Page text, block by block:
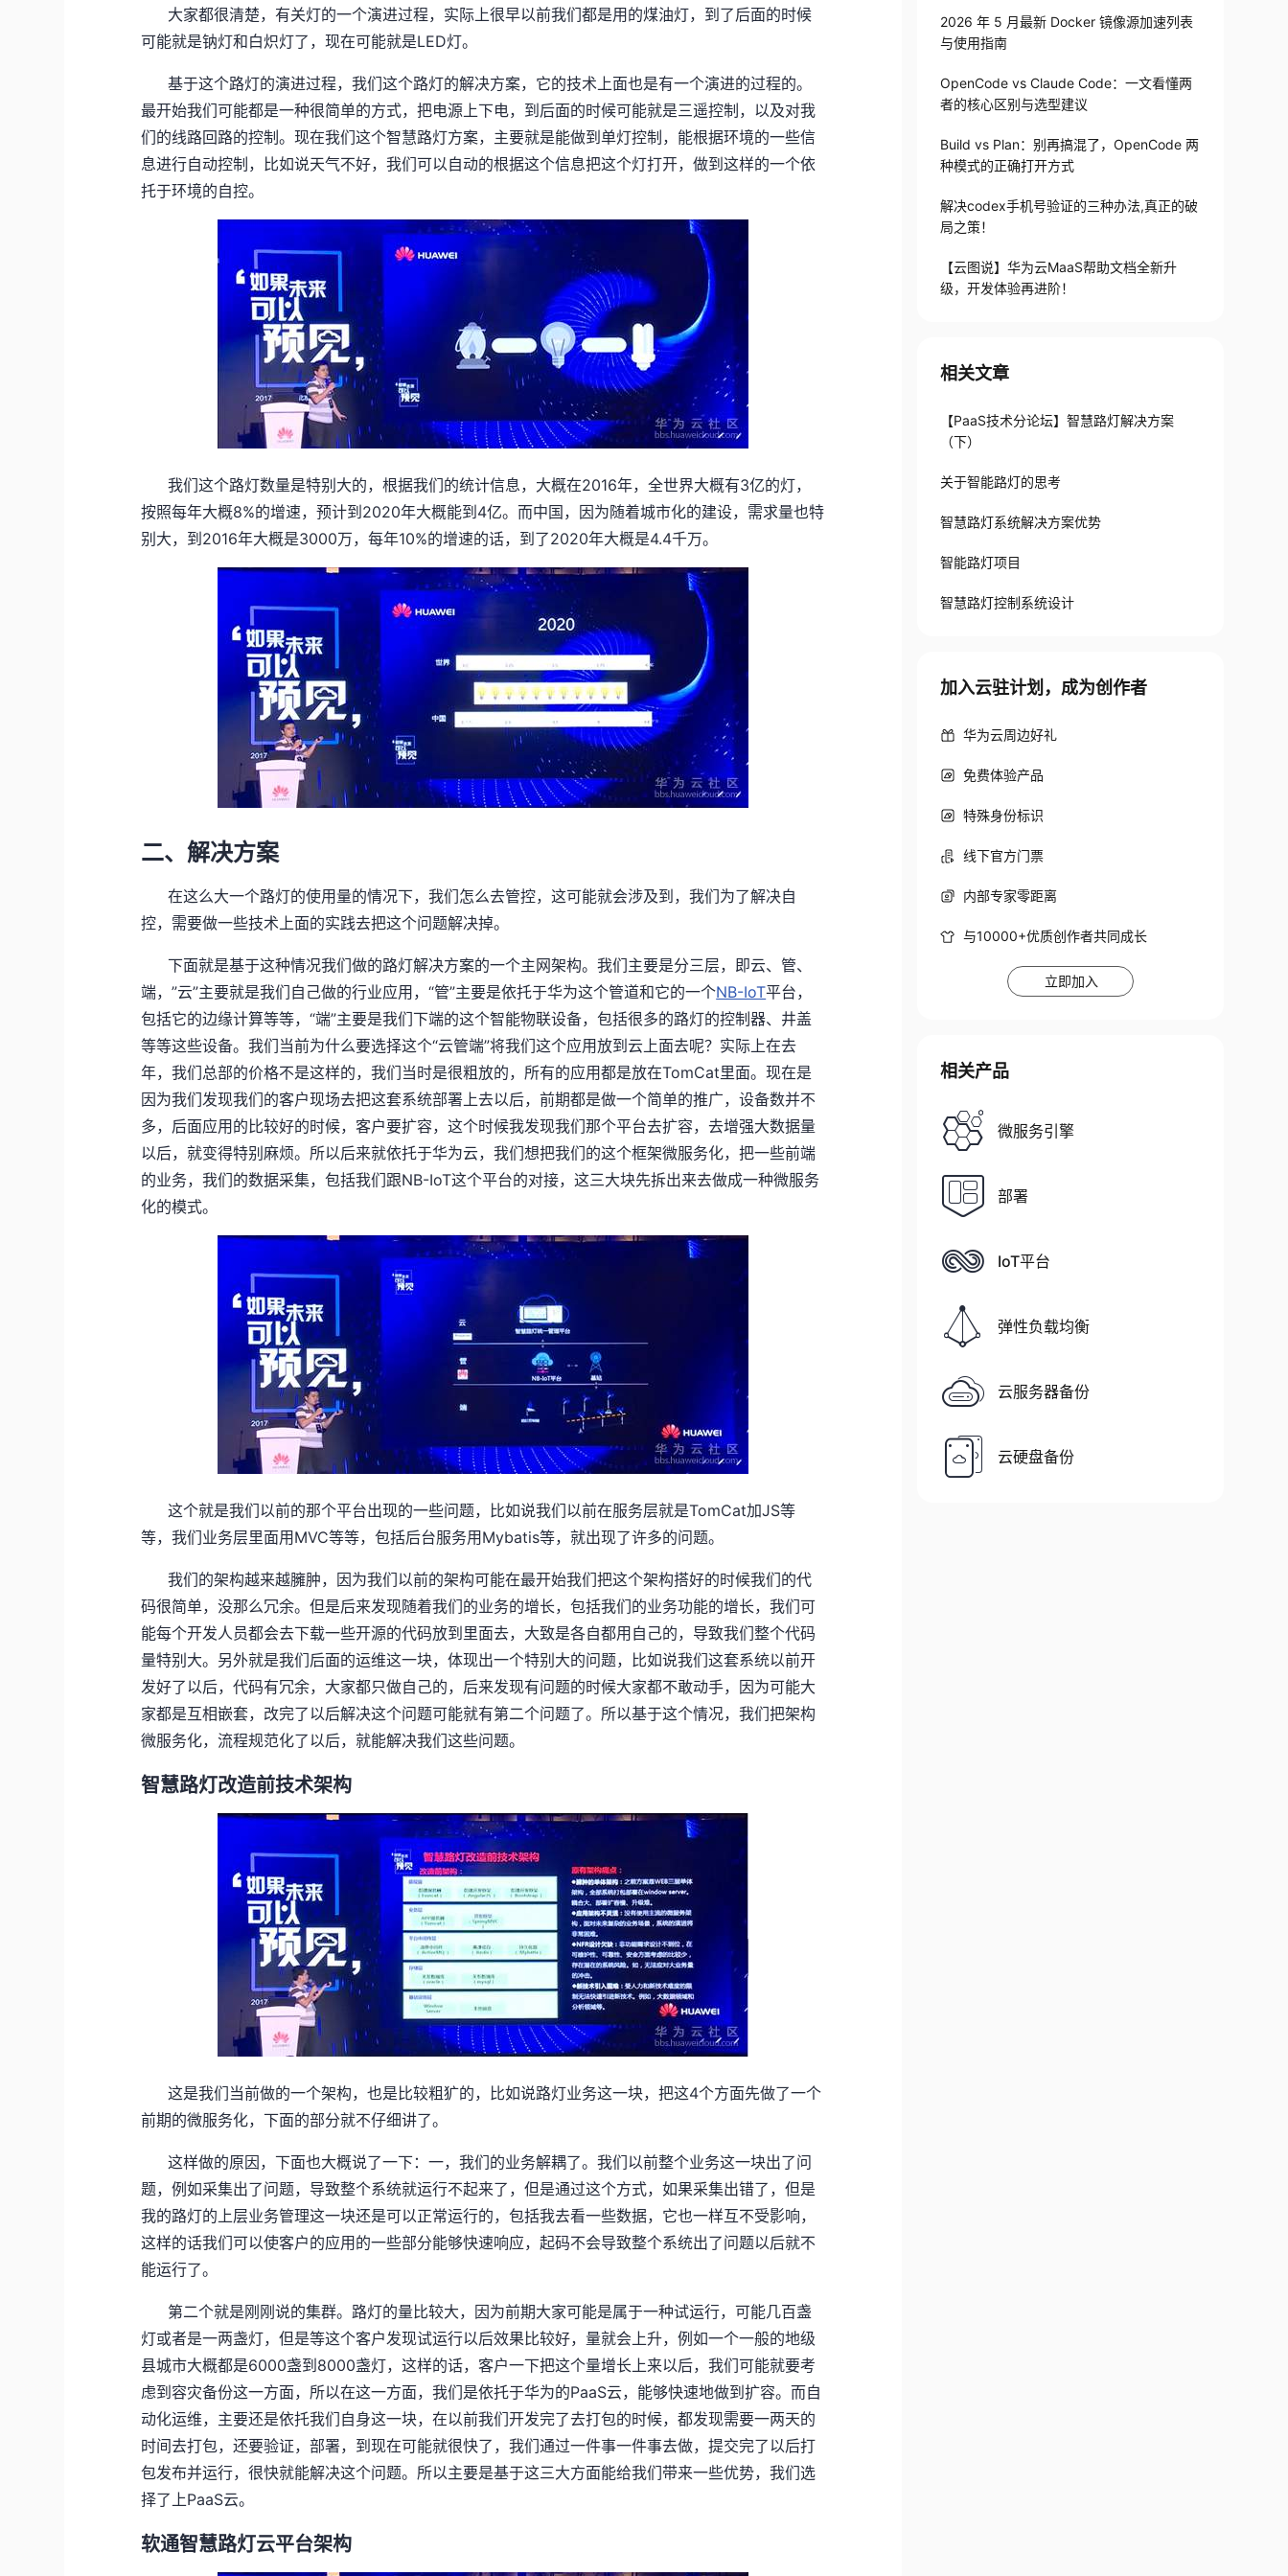
大家都很清楚，有关灯的一个演进过程，实际上很早以前我们都是用的煤油灯，到了后面的时候
可能就是钠灯和白炽灯了，现在可能就是LED灯。
基于这个路灯的演进过程，我们这个路灯的解决方案，它的技术上面也是有一个演进的过程的。
最开始我们可能都是一种很简单的方式，把电源上下电，到后面的时候可能就是三遥控制，以及对我
们的线路回路的控制。现在我们这个智慧路灯方案，主要就是能做到单灯控制，能根据环境的一些信
息进行自动控制，比如说天气不好，我们可以自动的根据这个信息把这个灯打开，做到这样的一个依
托于环境的自控。
我们这个路灯数量是特别大的，根据我们的统计信息，大概在2016年，全世界大概有3亿的灯，
按照每年大概8%的增速，预计到2020年大概能到4亿。而中国，因为随着城市化的建设，需求量也特
别大，到2016年大概是3000万，每年10%的增速的话，到了2020年大概是4.4千万。
二、解决方案
在这么大一个路灯的使用量的情况下，我们怎么去管控，这可能就会涉及到，我们为了解决自
控，需要做一些技术上面的实践去把这个问题解决掉。
下面就是基于这种情况我们做的路灯解决方案的一个主网架构。我们主要是分三层，即云、管、
端，”云”主要就是我们自己做的行业应用，“管”主要是依托于华为这个管道和它的一个NB-IoT平台，
包括它的边缘计算等等，“端”主要是我们下端的这个智能物联设备，包括很多的路灯的控制器、井盖
等等这些设备。我们当前为什么要选择这个“云管端”将我们这个应用放到云上面去呢？实际上在去
年，我们总部的价格不是这样的，我们当时是很粗放的，所有的应用都是放在TomCat里面。现在是
因为我们发现我们的客户现场去把这套系统部署上去以后，前期都是做一个简单的推广，设备数并不
多，后面应用的比较好的时候，客户要扩容，这个时候我发现我们那个平台去扩容，去增强大数据量
以后，就变得特别麻烦。所以后来就依托于华为云，我们想把我们的这个框架微服务化，把一些前端
的业务，我们的数据采集，包括我们跟NB-IoT这个平台的对接，这三大块先拆出来去做成一种微服务
化的模式。
这个就是我们以前的那个平台出现的一些问题，比如说我们以前在服务层就是TomCat加JS等
等，我们业务层里面用MVC等等，包括后台服务用Mybatis等，就出现了许多的问题。
我们的架构越来越臃肿，因为我们以前的架构可能在最开始我们把这个架构搭好的时候我们的代
码很简单，没那么冗余。但是后来发现随着我们的业务的增长，包括我们的业务功能的增长，我们可
能每个开发人员都会去下载一些开源的代码放到里面去，大致是各自都用自己的，导致我们整个代码
量特别大。另外就是我们后面的运维这一块，体现出一个特别大的问题，比如说我们这套系统以前开
发好了以后，代码有冗余，大家都只做自己的，后来发现有问题的时候大家都不敢动手，因为可能大
家都是互相嵌套，改完了以后解决这个问题可能就有第二个问题了。所以基于这个情况，我们把架构
微服务化，流程规范化了以后，就能解决我们这些问题。
智慧路灯改造前技术架构
这是我们当前做的一个架构，也是比较粗犷的，比如说路灯业务这一块，把这4个方面先做了一个
前期的微服务化，下面的部分就不仔细讲了。
这样做的原因，下面也大概说了一下：一，我们的业务解耦了。我们以前整个业务这一块出了问
题，例如采集出了问题，导致整个系统就运行不起来了，但是通过这个方式，如果采集出错了，但是
我的路灯的上层业务管理这一块还是可以正常运行的，包括我去看一些数据，它也一样互不受影响，
这样的话我们可以使客户的应用的一些部分能够快速响应，起码不会导致整个系统出了问题以后就不
能运行了。
第二个就是刚刚说的集群。路灯的量比较大，因为前期大家可能是属于一种试运行，可能几百盏
灯或者是一两盏灯，但是等这个客户发现试运行以后效果比较好，量就会上升，例如一个一般的地级
县城市大概都是6000盏到8000盏灯，这样的话，客户一下把这个量增长上来以后，我们可能就要考
虑到容灾备份这一方面，所以在这一方面，我们是依托于华为的PaaS云，能够快速地做到扩容。而自
动化运维，主要还是依托我们自身这一块，在以前我们开发完了去打包的时候，都发现需要一两天的
时间去打包，还要验证，部署，到现在可能就很快了，我们通过一件事一件事去做，提交完了以后打
包发布并运行，很快就能解决这个问题。所以主要是基于这三大方面能给我们带来一些优势，我们选
择了上PaaS云。
软通智慧路灯云平台架构
2026 年 5 月最新 Docker 镜像源加速列表
与使用指南
OpenCode vs Claude Code：一文看懂两
者的核心区别与选型建议
Build vs Plan：别再搞混了，OpenCode 两
种模式的正确打开方式
解决codex手机号验证的三种办法,真正的破
局之策！
【云图说】华为云MaaS帮助文档全新升
级，开发体验再进阶！
相关文章
【PaaS技术分论坛】智慧路灯解决方案
（下）
关于智能路灯的思考
智慧路灯系统解决方案优势
智能路灯项目
智慧路灯控制系统设计
加入云驻计划，成为创作者
华为云周边好礼
免费体验产品
特殊身份标识
线下官方门票
内部专家零距离
与10000+优质创作者共同成长
立即加入
相关产品
微服务引擎
部署
IoT平台
弹性负载均衡
云服务器备份
云硬盘备份